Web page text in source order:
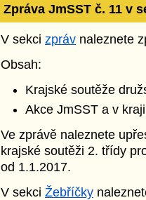
Zpráva JmSST č. 11 v
V sekci zpráv naleznete
Obsah:
Krajské soutěže
Akce JmSST a v kraji
Ve zprávě naleznete
krajské soutěži 2. třídy
od 1.1.2017.
V sekci Žebříčky